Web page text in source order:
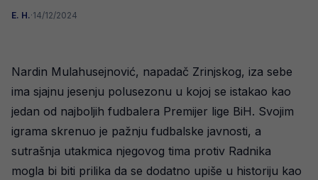
E. H.·14/12/2024
Nardin Mulahusejnović, napadač Zrinjskog, iza sebe
ima sjajnu jesenju polusezonu u kojoj se istakao kao
jedan od najboljih fudbalera Premijer lige BiH. Svojim
igrama skrenuo je pažnju fudbalske javnosti, a
sutrašnja utakmica njegovog tima protiv Radnika
mogla bi biti prilika da se dodatno upiše u historiju kao